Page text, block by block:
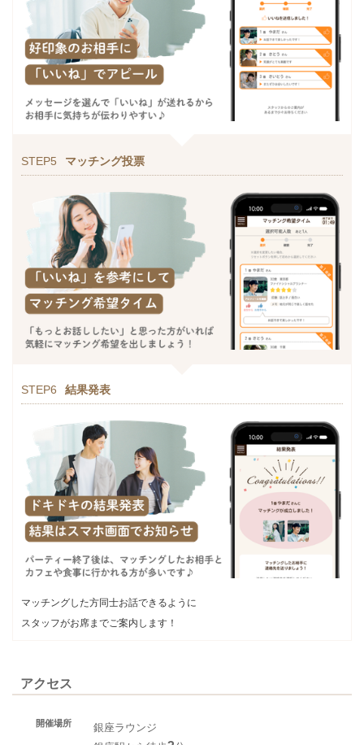
STEP5 マッチング投票
STEP6 結果発表
マッチングした方同士お話できるように
スタッフがお席までご案内します！
アクセス
開催場所
銀座ラウンジ